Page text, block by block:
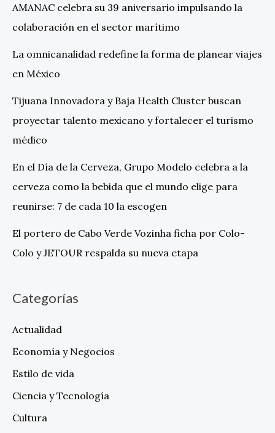
AMANAC celebra su 39 aniversario impulsando la
colaboración en el sector marítimo
La omnicanalidad redefine la forma de planear viajes
en México
Tijuana Innovadora y Baja Health Cluster buscan
proyectar talento mexicano y fortalecer el turismo
médico
En el Día de la Cerveza, Grupo Modelo celebra a la
cerveza como la bebida que el mundo elige para
reunirse: 7 de cada 10 la escogen
El portero de Cabo Verde Vozinha ficha por Colo-
Colo y JETOUR respalda su nueva etapa
Categorías
Actualidad
Economía y Negocios
Estilo de vida
Ciencia y Tecnología
Cultura